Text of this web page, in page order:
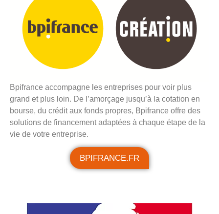
Bpifrance accompagne les entreprises pour voir plus
grand et plus loin. De l’amorçage jusqu’à la cotation en
bourse, du crédit aux fonds propres, Bpifrance offre des
solutions de financement adaptées à chaque étape de la
vie de votre entreprise.
BPIFRANCE.FR